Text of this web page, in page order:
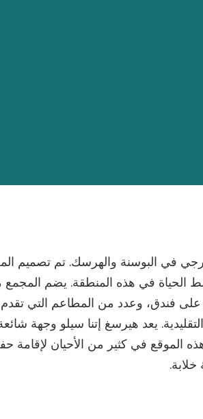
في البوسنة والهرسك. تم تصميم
ونمط الحياة في هذه المنطقة. يضم
فندق، وعدد من المطاعم التي تقدم
يعد هيرسغ إتنا سيلو وجهة
الموقع في كثير من الأحيان لإقامة